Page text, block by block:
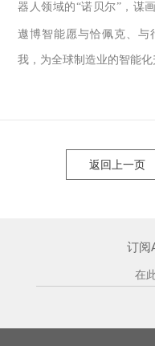
器人领域的“诺贝尔”，谋
遨博智能愿与恰佩克、与
我，为全球制造业的智能
返回上一页
订阅